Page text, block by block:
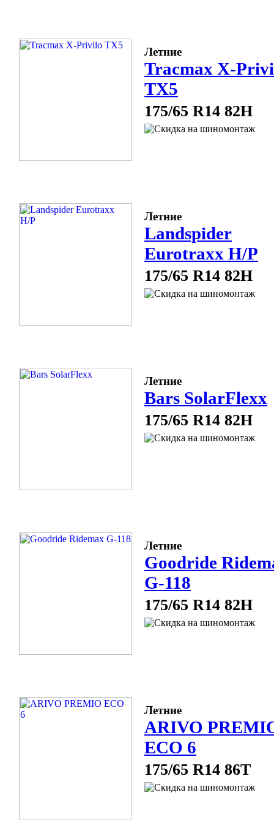
Летние
Tracmax X-
TX5
175/65 R14 82H
Летние
Landspider
Eurotraxx H/P
175/65 R14 82H
Летние
Bars SolarFlexx
175/65 R14 82H
Летние
Goodride
G-118
175/65 R14 82H
Летние
ARIVO
ECO 6
175/65 R14 86T